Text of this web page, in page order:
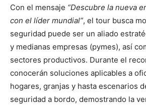
Con el mensaje “Descubre la nueva
con el líder mundial”, el tour busca
seguridad puede ser un aliado
y medianas empresas (pymes), así
sectores productivos. Durante el
conocerán soluciones aplicables a
hogares, granjas y hasta escenarios
seguridad a bordo, demostrando la